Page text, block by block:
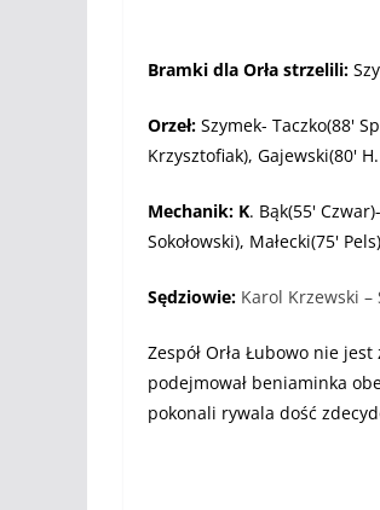
Bramki dla Orła strzelili:
Orzeł: Szymek- Taczko(88'
Krzysztofiak), Gajewski(80'
Mechanik: K. Bąk(55'
Sokołowski), Małecki(75'
Sędziowie: Karol Krzewski –
Zespół Orła Łubowo nie
podejmował beniaminka
pokonali rywala dość